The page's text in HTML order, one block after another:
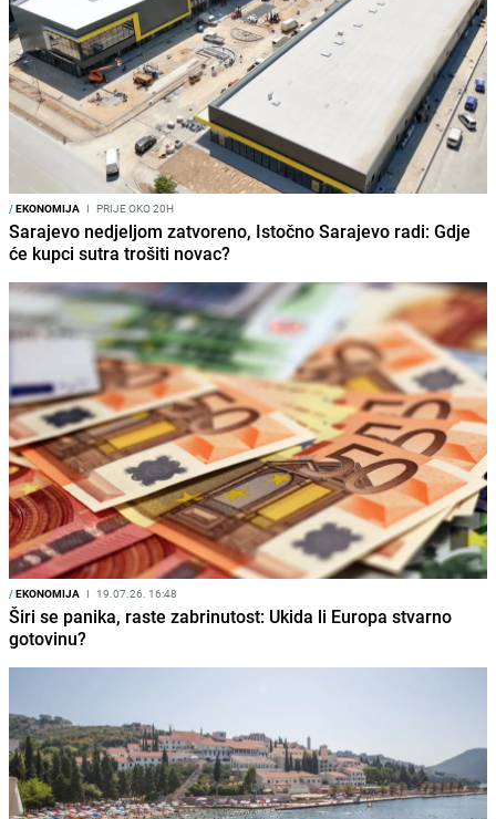
/EKONOMIJA I PRIJE OKO 20H
Sarajevo nedjeljom zatvoreno, Istočno Sarajevo radi: Gdje
će kupci sutra trošiti novac?
/EKONOMIJA I 19.07.26. 16:48
Širi se panika, raste zabrinutost: Ukida li Europa stvarno
gotovinu?